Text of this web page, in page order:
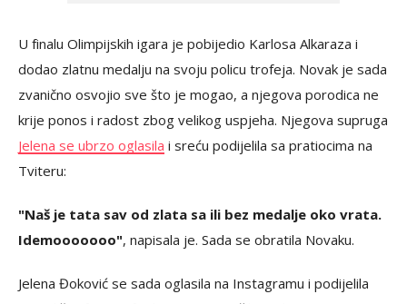
U finalu Olimpijskih igara je pobijedio Karlosa Alkaraza i
dodao zlatnu medalju na svoju policu trofeja. Novak je sada
zvanično osvojio sve što je mogao, a njegova porodica ne
krije ponos i radost zbog velikog uspjeha. Njegova supruga
Jelena se ubrzo oglasila i sreću podijelila sa pratiocima na
Tviteru:
"Naš je tata sav od zlata sa ili bez medalje oko vrata.
Idemooooooo", napisala je. Sada se obratila Novaku.
Jelena Đoković se sada oglasila na Instagramu i podijelila